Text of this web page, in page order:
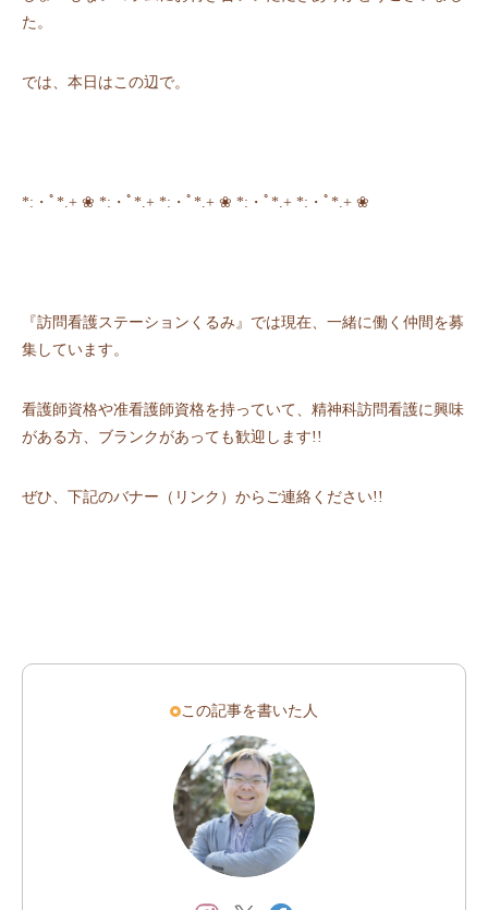
た。
では、本⽇はこの辺で。
*:・ﾟ*.+ ❀ *:・ﾟ*.+ *:・ﾟ*.+ ❀ *:・ﾟ*.+ *:・ﾟ*.+ ❀
『訪問看護ステーションくるみ』では現在、一緒に働く仲間を募
集しています。
看護師資格や准看護師資格を持っていて、精神科訪問看護に興味
がある方、ブランクがあっても歓迎します!!
ぜひ、下記のバナー（リンク）からご連絡ください!!
この記事を書いた人